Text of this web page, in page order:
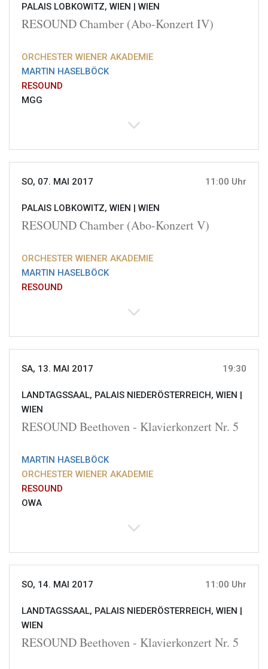
PALAIS LOBKOWITZ, WIEN | WIEN
RESOUND Chamber (Abo-Konzert IV)
ORCHESTER WIENER AKADEMIE
MARTIN HASELBÖCK
RESOUND
MGG
SO, 07. MAI 2017 11:00 Uhr
PALAIS LOBKOWITZ, WIEN | WIEN
RESOUND Chamber (Abo-Konzert V)
ORCHESTER WIENER AKADEMIE
MARTIN HASELBÖCK
RESOUND
SA, 13. MAI 2017 19:30
LANDTAGSSAAL, PALAIS NIEDERÖSTERREICH, WIEN |
WIEN
RESOUND Beethoven - Klavierkonzert Nr. 5
MARTIN HASELBÖCK
ORCHESTER WIENER AKADEMIE
RESOUND
OWA
SO, 14. MAI 2017 11:00 Uhr
LANDTAGSSAAL, PALAIS NIEDERÖSTERREICH, WIEN |
WIEN
RESOUND Beethoven - Klavierkonzert Nr. 5